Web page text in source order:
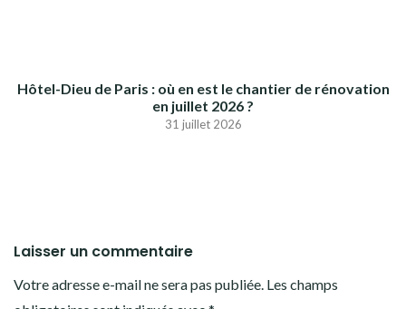
Hôtel-Dieu de Paris : où en est le chantier de rénovation
en juillet 2026 ?
31 juillet 2026
Laisser un commentaire
Votre adresse e-mail ne sera pas publiée. Les champs